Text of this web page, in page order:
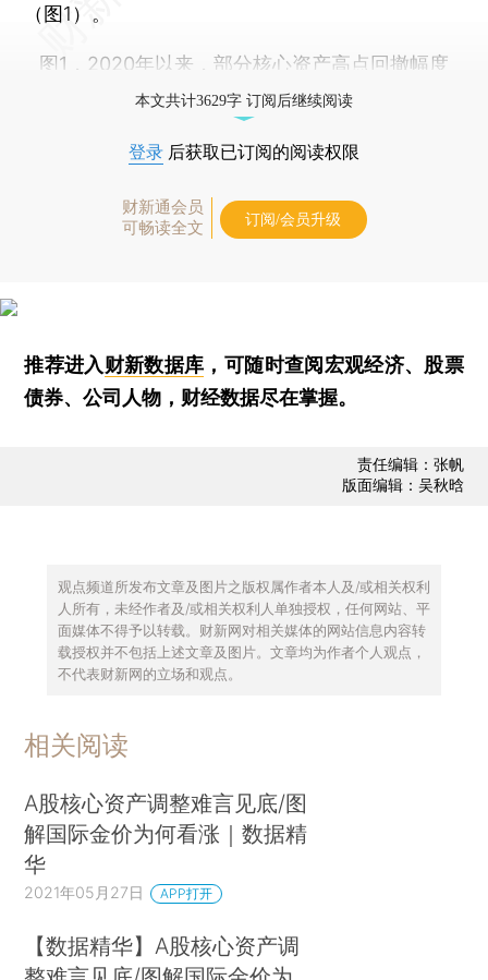
（图1）。
图1，2020年以来，部分核心资产高点回撤幅度
本文共计3629字 订阅后继续阅读
登录 后获取已订阅的阅读权限
财新通会员
可畅读全文
订阅/会员升级
推荐进入财新数据库 ，可随时查阅宏观经济、股票
债券、公司人物，财经数据尽在掌握。
责任编辑：张帆
版面编辑：吴秋晗
观点频道所发布文章及图片之版权属作者本人及/或相关权利
人所有，未经作者及/或相关权利人单独授权，任何网站、平
面媒体不得予以转载。财新网对相关媒体的网站信息内容转
载授权并不包括上述文章及图片。文章均为作者个人观点，
不代表财新网的立场和观点。
相关阅读
A股核心资产调整难言见底/图
解国际金价为何看涨｜数据精
华
2021年05月27日 APP打开
【数据精华】A股核心资产调